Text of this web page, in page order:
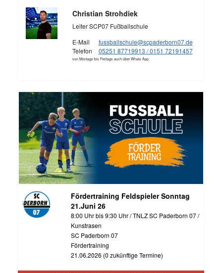
Christian Strohdiek
Leiter SCP07 Fußballschule
E-Mail
fussballschule@scpaderborn07.de
Telefon
05251 87719913 / 0151 72191457
von Montags bis Freitags auch über Whats App
Fördertraining Feldspieler Sonntag
21.Juni 26
8:00 Uhr bis 9:30 Uhr / TNLZ SC Paderborn 07 /
Kunstrasen
SC Paderborn 07
Fördertraining
21.06.2026 (0 zukünftige Termine)